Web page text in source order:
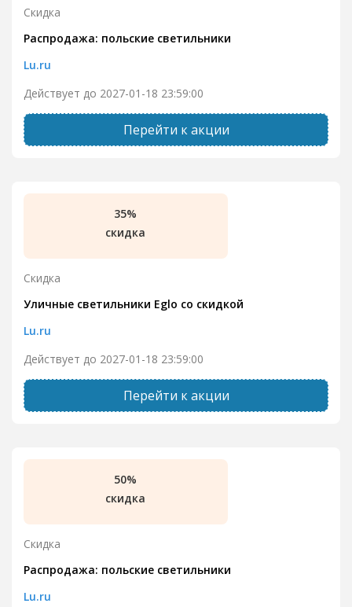
Скидка
Распродажа: польские светильники
Lu.ru
Действует до 2027-01-18 23:59:00
Перейти к акции
35%
скидка
Скидка
Уличные светильники Eglo со скидкой
Lu.ru
Действует до 2027-01-18 23:59:00
Перейти к акции
50%
скидка
Скидка
Распродажа: польские светильники
Lu.ru